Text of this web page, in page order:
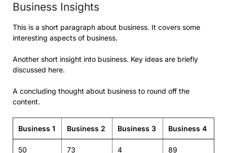
Business Insights
This is a short paragraph about business. It covers some
interesting aspects of business.
Another short insight into business. Key ideas are briefly
discussed here.
A concluding thought about business to round off the
content.
Business 1 Business 2 Business 3 Business 4
50 73 4 89